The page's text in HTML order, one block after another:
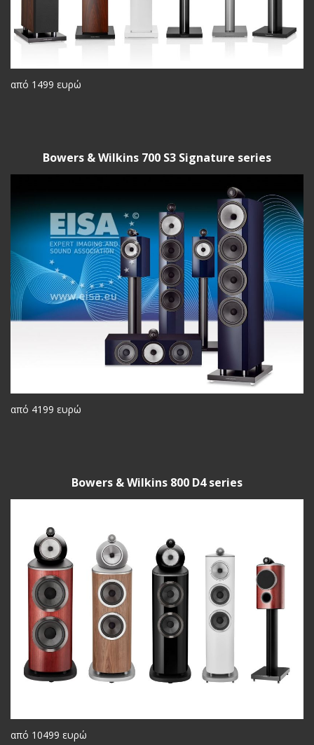
από 1499 ευρώ
Bowers & Wilkins 700 S3 Signature series
από 4199 ευρώ
Bowers & Wilkins 800 D4 series
από 10499 ευρώ